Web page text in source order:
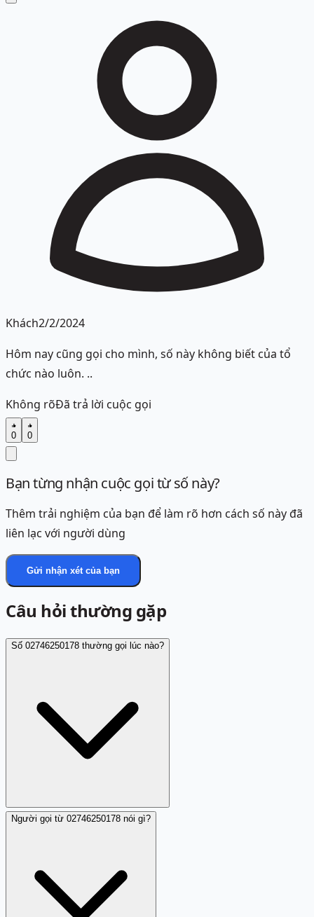
Khách2/2/2024
Hôm nay cũng gọi cho mình, số này không biết của tổ
chức nào luôn. ..
Không rõĐã trả lời cuộc gọi
0 0
Bạn từng nhận cuộc gọi từ số này?
Thêm trải nghiệm của bạn để làm rõ hơn cách số này đã
liên lạc với người dùng
Gửi nhận xét của bạn
Câu hỏi thường gặp
Số 02746250178 thường gọi lúc nào?
Theo nhận xét, 02746250178 gọi lặp lại nhiều lần cho
khung giờ. Một nhận xét từ tháng 2 năm 2024 cho thấy
cuộc gọi đến giờ hành chính.
Người gọi từ 02746250178 nói gì?